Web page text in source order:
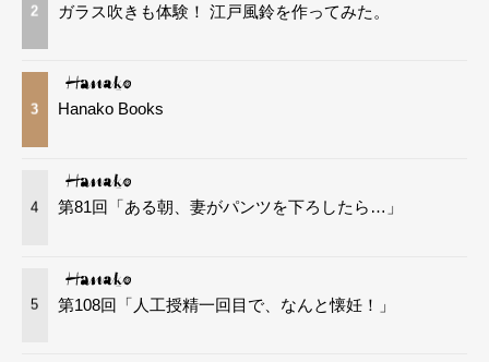
2 ガラス吹きも体験！ 江戸風鈴を作ってみた。
3 Hanako Books
4 第81回「ある朝、妻がパンツを下ろしたら…」
5 第108回「人工授精一回目で、なんと懐妊！」